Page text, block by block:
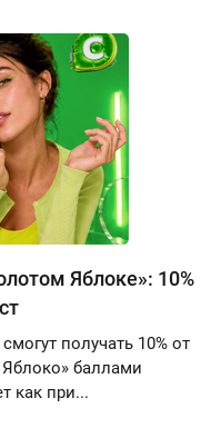
Яблоке»: 10%
получать 10% от
баллами
как при...